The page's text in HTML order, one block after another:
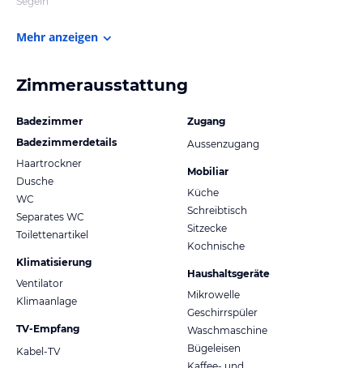
Mehr anzeigen
Zimmerausstattung
Badezimmer
Badezimmerdetails
Haartrockner
Dusche
WC
Separates WC
Toilettenartikel
Klimatisierung
Ventilator
Klimaanlage
TV-Empfang
Kabel-TV
Zugang
Aussenzugang
Mobiliar
Küche
Schreibtisch
Sitzecke
Kochnische
Haushaltsgeräte
Mikrowelle
Geschirrspüler
Waschmaschine
Bügeleisen